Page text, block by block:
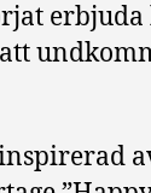
erbjuda